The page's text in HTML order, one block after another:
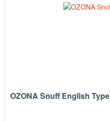
OZONA Snuff English Type